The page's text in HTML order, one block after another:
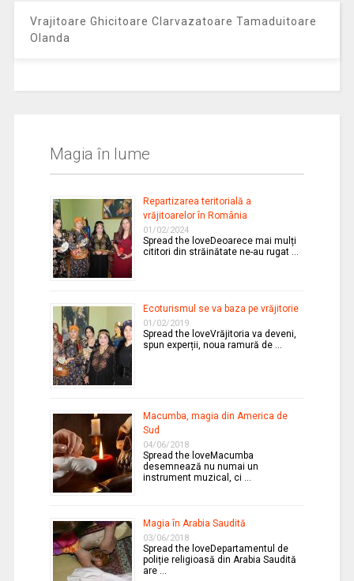
Vrajitoare Ghicitoare Clarvazatoare Tamaduitoare
Olanda
Magia în lume
Repartizarea teritorială a
vrăjitoarelor în România
01/02/2024
Spread the loveDeoarece mai mulți
cititori din străinătate ne-au rugat …
Ecoturismul se va baza pe vrăjitorie
01/02/2019
Spread the loveVrăjitoria va deveni,
spun experții, noua ramură de …
Macumba, magia din America de
Sud
04/06/2018
Spread the loveMacumba
desemnează nu numai un
instrument muzical, ci …
Magia în Arabia Saudită
03/06/2018
Spread the loveDepartamentul de
poliție religioasă din Arabia Saudită
are …